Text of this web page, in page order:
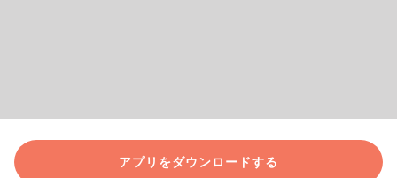
アプリをダウンロードする